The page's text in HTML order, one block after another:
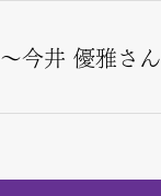
今井 優雅さん